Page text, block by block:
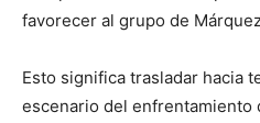
favorecer al grupo de
Esto significa trasladar hacia
escenario del enfrentamiento